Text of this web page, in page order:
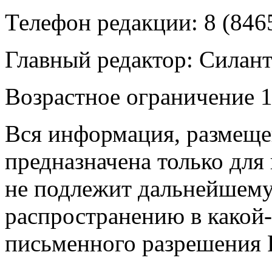
Телефон редакции: 8
Главный редактор:
Возрастное ограничение
Вся информация,
предназначена только
не подлежит
распространению в
письменного разрешения